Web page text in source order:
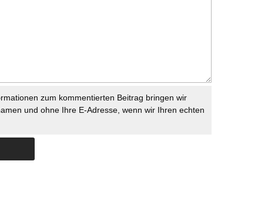
zum kommentierten Beitrag bringen wir
und ohne Ihre E-Adresse, wenn wir Ihren echten